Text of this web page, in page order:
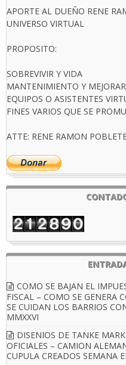
APORTE AL DUEÑO RENE
UNIVERSO VIRTUAL
PROPOSITO:
SOBREVIVIR Y VIDA
MANTENIMIENTO Y
EQUIPOS O ASISTENTES
FINES VARIOS QUE SE
ATTE: RENE RAMON
COMO SE BAJAN EL
FISCAL – COMO SE GENERA
SE CUIDAN LOS BARRIOS
MMXXVI
DISENIOS DE TANKE
OFICIALES – CAMION
CUPULA CREADOS SEMANA